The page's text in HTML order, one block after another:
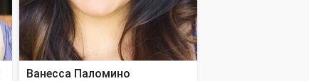
Ванесса Паломино